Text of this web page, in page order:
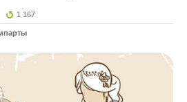
1 167